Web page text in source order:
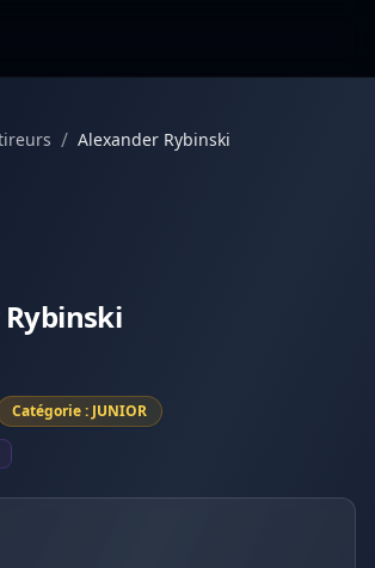
/ Alexander Rybinski
Catégorie : JUNIOR